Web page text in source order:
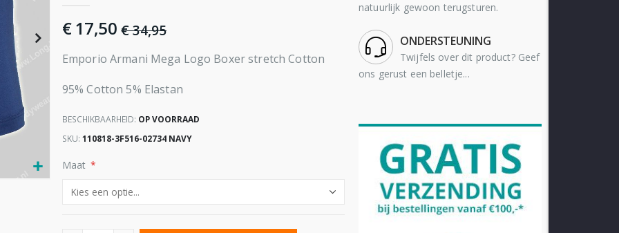
€ 17,50 € 34,95
Emporio Armani Mega Logo Boxer stretch Cotton
95% Cotton 5% Elastan
BESCHIKBAARHEID: OP VOORRAAD
SKU 110818-3F516-02734 NAVY
Maat
natuurlijk gewoon terugsturen.
ONDERSTEUNING
Twijfels over dit product? Geef
ons gerust een belletje...